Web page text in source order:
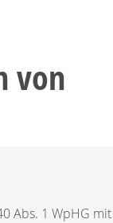
von
Abs. 1 WpHG